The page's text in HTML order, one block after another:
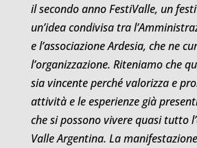
il secondo anno FestiValle, un
un’idea condivisa tra
e l’associazione Ardesia, che ne
l’organizzazione. Riteniamo che
sia vincente perché valorizza e
attività e le esperienze già
che si possono vivere quasi tutto
Valle Argentina. La